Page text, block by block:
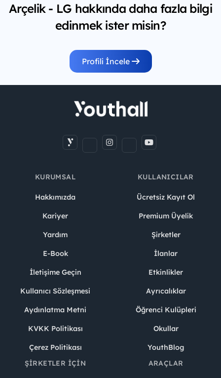
Arçelik - LG hakkında daha fazla bilgi
edinmek ister misin?
Profili İncele
KURUMSAL
Hakkımızda
Kariyer
Yardım
E-Book
İletişime Geçin
Kullanıcı Sözleşmesi
Aydınlatma Metni
KVKK Politikası
Çerez Politikası
KULLANICILAR
Ücretsiz Kayıt Ol
Premium Üyelik
Şirketler
İlanlar
Etkinlikler
Ayrıcalıklar
Öğrenci Kulüpleri
Okullar
YouthBlog
ŞIRKETLER İÇIN
ARAÇLAR